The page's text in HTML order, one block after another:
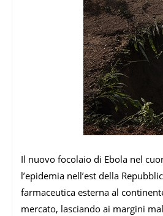
Il nuovo focolaio di Ebola nel
l’epidemia nell’est della
farmaceutica esterna al
mercato, lasciando ai margini